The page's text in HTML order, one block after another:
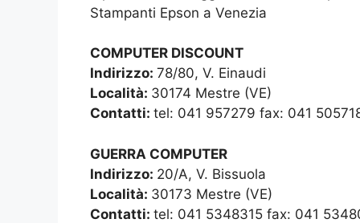
Stampanti Epson a Venezia
COMPUTER DISCOUNT
Indirizzo: 78/80, V. Einaudi
Località: 30174 Mestre (VE)
Contatti: tel: 041 957279 fax: 041
GUERRA COMPUTER
Indirizzo: 20/A, V. Bissuola
Località: 30173 Mestre (VE)
Contatti: tel: 041 5348315 fax: 041